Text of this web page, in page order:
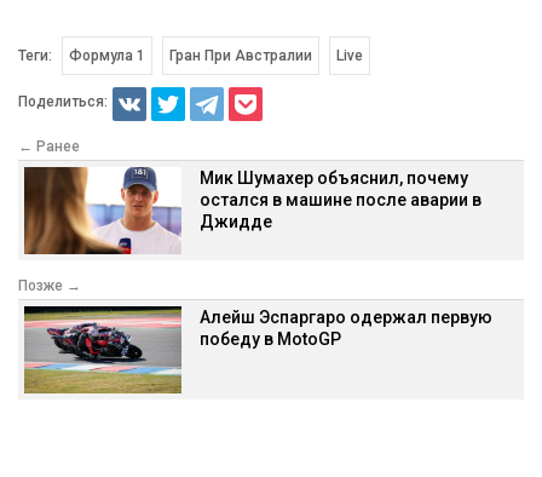
Теги: Формула 1 Гран При Австралии Live
Поделиться:
← Ранее
Мик Шумахер объяснил, почему
остался в машине после аварии в
Джидде
Позже →
Алейш Эспаргаро одержал первую
победу в MotoGP